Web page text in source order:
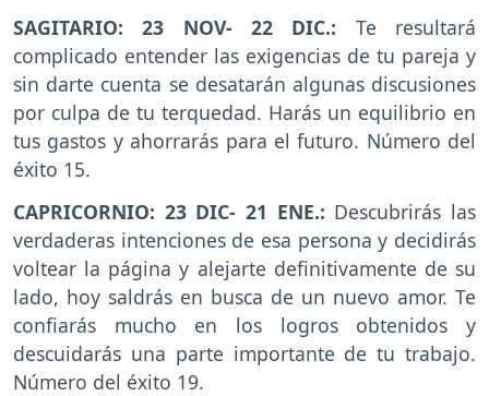
SAGITARIO: 23 NOV- 22 DIC.: Te resultará
complicado entender las exigencias de tu pareja y
sin darte cuenta se desatarán algunas discusiones
por culpa de tu terquedad. Harás un equilibrio en
tus gastos y ahorrarás para el futuro. Número del
éxito 15.
CAPRICORNIO: 23 DIC- 21 ENE.: Descubrirás las
verdaderas intenciones de esa persona y decidirás
voltear la página y alejarte definitivamente de su
lado, hoy saldrás en busca de un nuevo amor. Te
confiarás mucho en los logros obtenidos y
descuidarás una parte importante de tu trabajo.
Número del éxito 19.